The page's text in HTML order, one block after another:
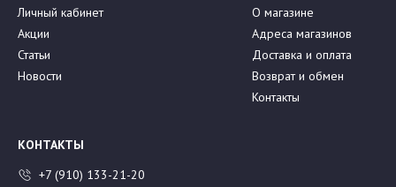
Личный кабинет
Акции
Статьи
Новости
О магазине
Адреса магазинов
Доставка и оплата
Возврат и обмен
Контакты
КОНТАКТЫ
+7 (910) 133-21-20